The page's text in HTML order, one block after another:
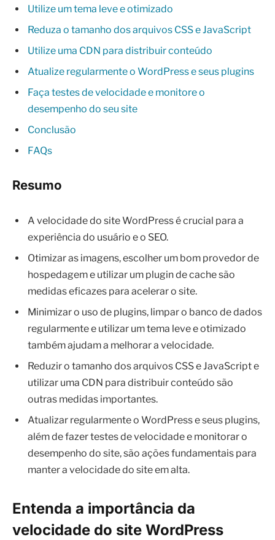
Utilize um tema leve e otimizado
Reduza o tamanho dos arquivos CSS e JavaScript
Utilize uma CDN para distribuir conteúdo
Atualize regularmente o WordPress e seus plugins
Faça testes de velocidade e monitore o
desempenho do seu site
Conclusão
FAQs
Resumo
A velocidade do site WordPress é crucial para a
experiência do usuário e o SEO.
Otimizar as imagens, escolher um bom provedor de
hospedagem e utilizar um plugin de cache são
medidas eficazes para acelerar o site.
Minimizar o uso de plugins, limpar o banco de dados
regularmente e utilizar um tema leve e otimizado
também ajudam a melhorar a velocidade.
Reduzir o tamanho dos arquivos CSS e JavaScript e
utilizar uma CDN para distribuir conteúdo são
outras medidas importantes.
Atualizar regularmente o WordPress e seus plugins,
além de fazer testes de velocidade e monitorar o
desempenho do site, são ações fundamentais para
manter a velocidade do site em alta.
Entenda a importância da
velocidade do site WordPress